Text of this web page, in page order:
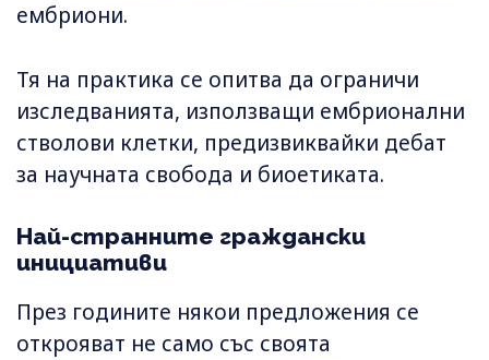
ембриони.
Тя на практика се опитва да ограничи
изследванията, използващи ембрионални
стволови клетки, предизвиквайки дебат
за научната свобода и биоетиката.
Най-странните граждански
инициативи
През годините някои предложения се
открояват не само със своята